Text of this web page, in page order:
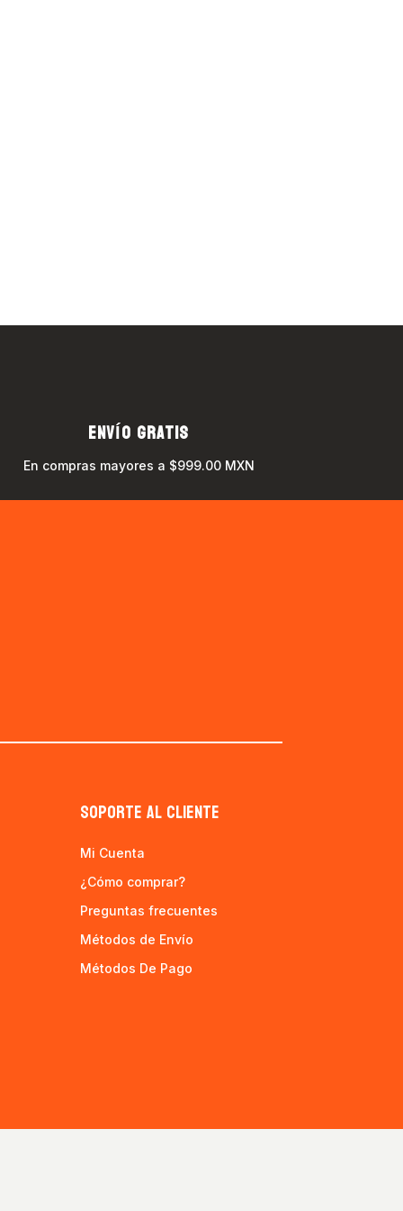
ENVÍO GRATIS
En compras mayores a $999.00 MXN
SOPORTE AL CLIENTE
Mi Cuenta
¿Cómo comprar?
Preguntas frecuentes
Métodos de Envío
Métodos De Pago